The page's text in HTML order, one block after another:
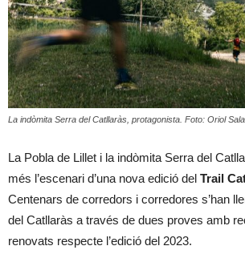
La indòmita Serra del Catllaràs, protagonista. Foto: Oriol Sala
La Pobla de Lillet i la indòmita Serra del
més l’escenari d’una nova edició del Trail
Centenars de corredors i corredores s’han
del Catllaràs a través de dues proves amb
renovats respecte l’edició del 2023.